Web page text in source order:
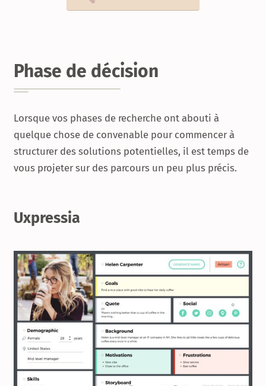
Phase de décision
Lorsque vos phases de recherche ont abouti à
quelque chose de convenable pour commencer à
structurer des solutions potentielles, il est temps de
vous projeter sur des parcours un peu plus précis.
Uxpressia